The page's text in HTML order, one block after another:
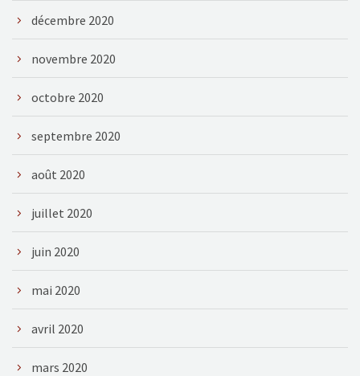
décembre 2020
novembre 2020
octobre 2020
septembre 2020
août 2020
juillet 2020
juin 2020
mai 2020
avril 2020
mars 2020